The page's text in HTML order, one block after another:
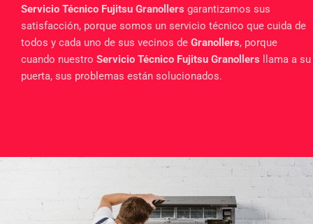
Servicio Técnico Fujitsu Granollers garantizamos sus
satisfacción, porque somos un servicio técnico que cuida de
todos y cada uno de sus vecinos de Granollers, porque
cuando nuestro Servicio Técnico Fujitsu Granollers llama a su
puerta, sus problemas están solucionados.